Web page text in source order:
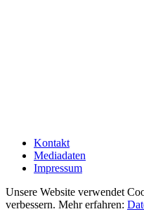
Kontakt
Mediadaten
Impressum
Unsere Website verwendet
verbessern. Mehr erfahren: